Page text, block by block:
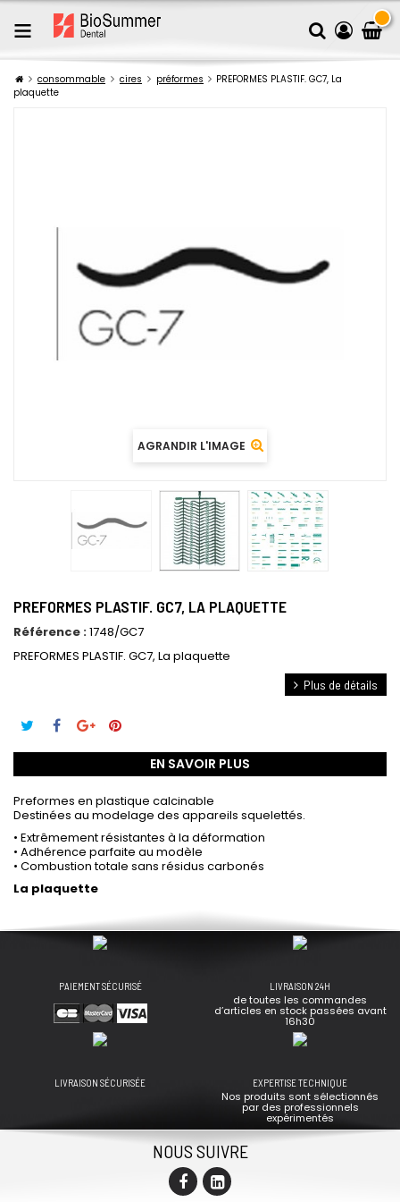
consommable cires préformes
PREFORMES PLASTIF. GC7, La
plaquette
AGRANDIR L'IMAGE
PREFORMES PLASTIF. GC7, LA PLAQUETTE
Référence :1748/GC7
PREFORMES PLASTIF. GC7, La plaquette
Plus de détails
EN SAVOIR PLUS
Preformes en plastique calcinable
Destinées au modelage des appareils squelettés.
• Extrêmement résistantes à la déformation
• Adhérence parfaite au modèle
• Combustion totale sans résidus carbonés
La plaquette
PAIEMENT SÉCURISÉ LIVRAISON 24H
de toutes les commandes
d’articles en stock passées avant
16h30
LIVRAISON SÉCURISÉE EXPERTISE TECHNIQUE
Nos produits sont sélectionnés
par des professionnels
expérimentés
NOUS SUIVRE